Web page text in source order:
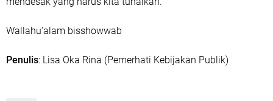
Wallahu'alam bisshowwab
Penulis: Lisa Oka Rina (Pemerhati Kebijakan Publik)